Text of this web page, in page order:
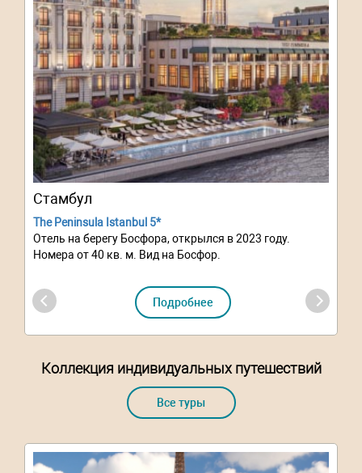
Стамбул
The Peninsula Istanbul 5*
Отель на берегу Босфора, открылся в 2023 году.
Номера от 40 кв. м. Вид на Босфор.
Подробнее
Коллекция индивидуальных путешествий
Все туры